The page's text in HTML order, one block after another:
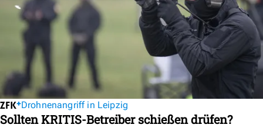
Drohnenangriff in Leipzig
Sollten KRITIS-Betreiber schießen drüfen?